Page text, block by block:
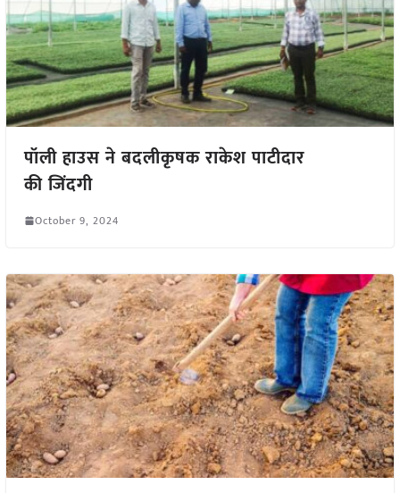
पॉली हाउस ने बदलीकृषक राकेश पाटीदार
की जिंदगी
October 9, 2024